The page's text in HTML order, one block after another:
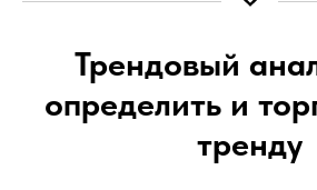
Трендовый
определить и
тренду